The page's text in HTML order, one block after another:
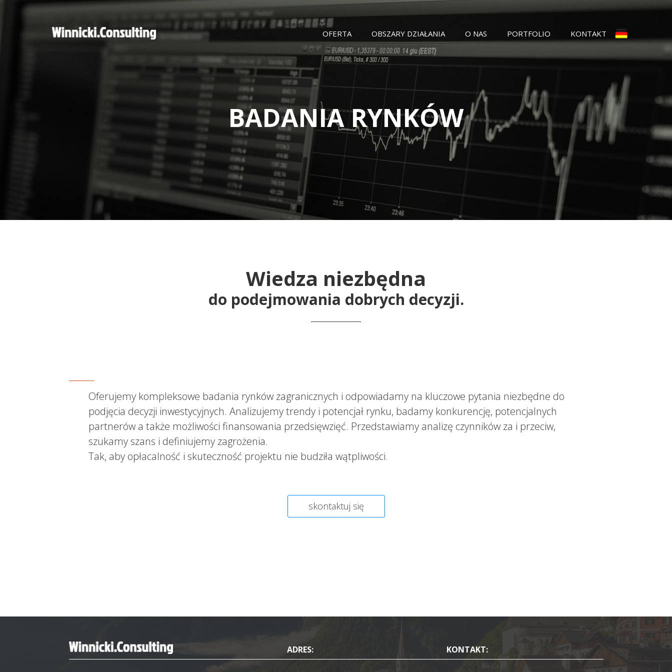
ADRES: KONTAKT:
Wiedza niezbędna
do podejmowania dobrych decyzji.
skontaktuj się
Oferujemy kompleksowe badania rynków zagranicznych i odpowiadamy na kluczowe pytania niezbędne do
podjęcia decyzji inwestycyjnych. Analizujemy trendy i potencjał rynku, badamy konkurencję, potencjalnych
partnerów a także możliwości finansowania przedsięwzięć. Przedstawiamy analizę czynników za i przeciw,
szukamy szans i definiujemy zagrożenia.
Tak, aby opłacalność i skuteczność projektu nie budziła wątpliwości.
OFERTA OBSZARY DZIAŁANIA O NAS PORTFOLIO KONTAKT
BADANIA RYNKÓW